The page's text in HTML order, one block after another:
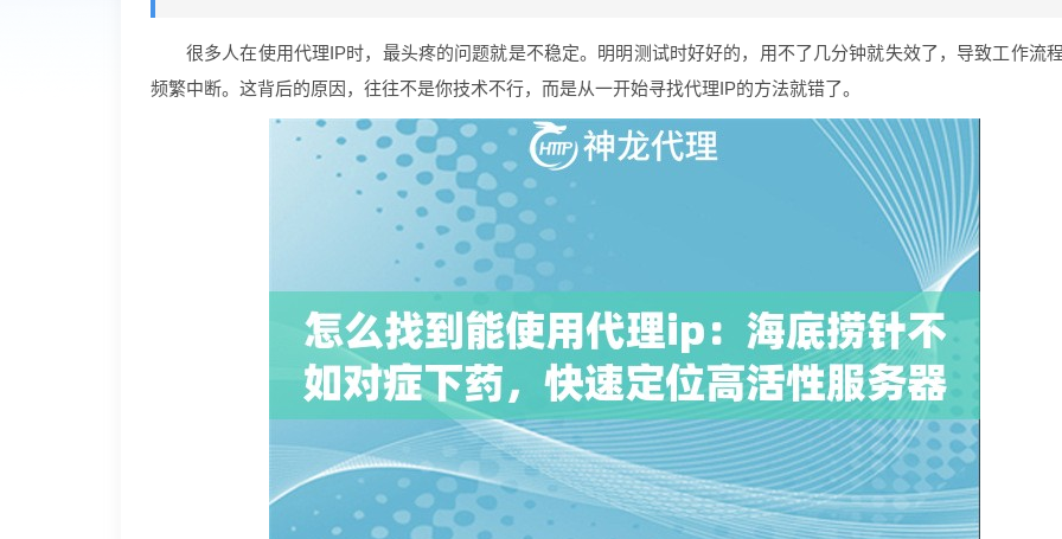
很多人在使用代理IP时，最头疼的问题就是不稳定。明明测试时好好的，用不了几分钟就失效了，导致工作流
频繁中断。这背后的原因，往往不是你技术不行，而是从一开始寻找代理IP的方法就错了。